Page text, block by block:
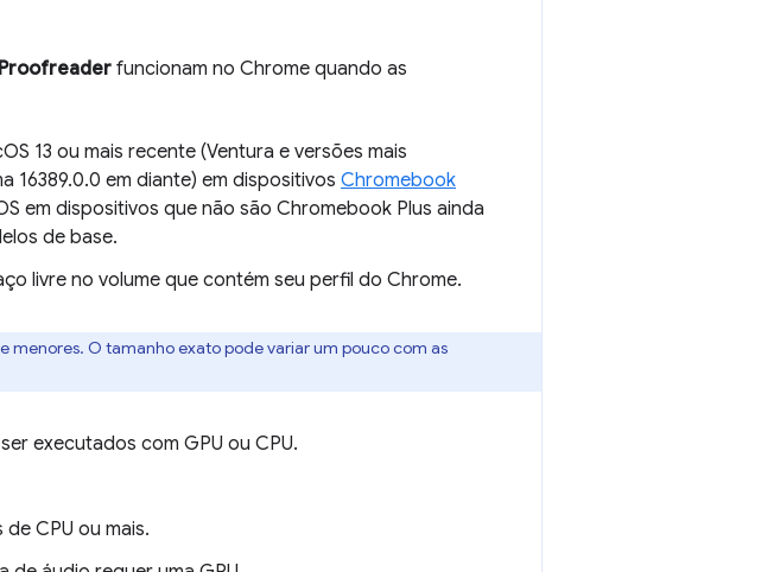
Proofreader funcionam no Chrome quando as
13 ou mais recente (Ventura e versões mais
16389.0.0 em diante) em dispositivos Chromebook
em dispositivos que não são Chromebook Plus ainda
de base.
livre no volume que contém seu perfil do Chrome.
O tamanho exato pode variar um pouco com as
executados com GPU ou CPU.
de CPU ou mais.